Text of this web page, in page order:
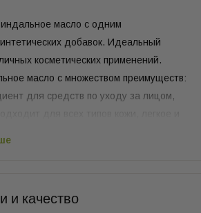
масло с одним
добавок. Идеальный
косметических применений.
масло с множеством преимуществ:
для средств по уходу за лицом,
производство с заботой о
и качество